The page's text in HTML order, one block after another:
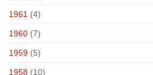
1961 (4)
1960 (7)
1959 (5)
1958 (10)